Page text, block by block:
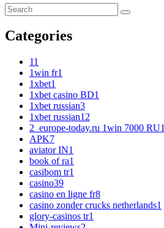
Categories
11
1win fr1
1xbet1
1xbet casino BD1
1xbet russian3
1xbet russian1 2
2_europe-today.ru 1win 7000 RU1
APK7
aviator IN1
book of ra1
casibom tr1
casino39
casino en ligne fr8
casino zonder crucks netherlands1
glory-casinos tr1